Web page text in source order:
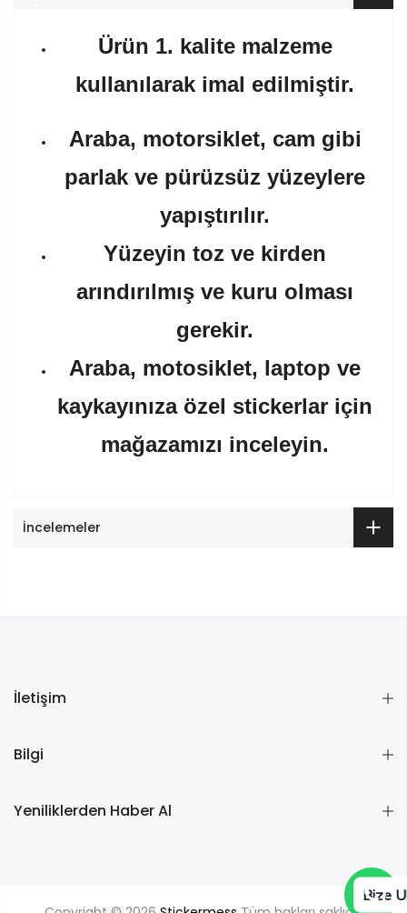
Ürün 1. kalite malzeme
kullanılarak imal edilmiştir.
Araba, motorsiklet, cam gibi
parlak ve pürüzsüz yüzeylere
yapıştırılır.
Yüzeyin toz ve kirden
arındırılmış ve kuru olması
gerekir.
Araba, motosiklet, laptop ve
kaykayınıza özel stickerlar için
mağazamızı inceleyin.
İncelemeler
İletişim
Bilgi
Yeniliklerden Haber Al
Bize